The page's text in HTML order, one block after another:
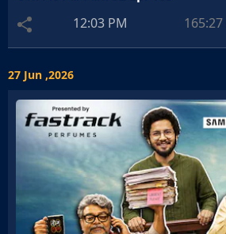
12:03 PM
165:27
27 Jun ,2026